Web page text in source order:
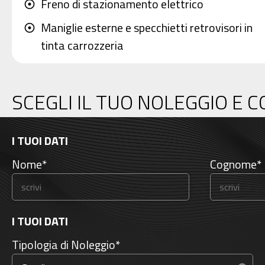
adjust Freno di stazionamento elettrico
adjust Maniglie esterne e specchietti retrovisori in
tinta carrozzeria
adjust
Sedile guidatore regolabile in altezza e con
adjust Sensori di parcheggio anteriori
adjust Sistema di assistenza anti-collisione frontale
(F.C.A.)
SCEGLI IL TUO NOLEGGIO E
I TUOI DATI
Nome*
Cognome*
I TUOI DATI
Tipologia di Noleggio*